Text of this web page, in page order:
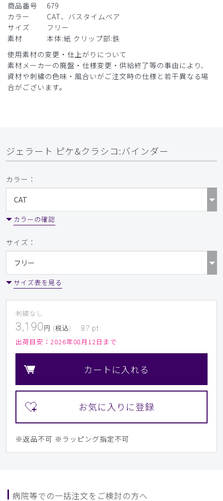
商品番号
679
カラー
CAT、バスタイムベア
サイズ
フリー
素材
本体:紙 クリップ部:鉄
使用素材の変更・仕上がりについて
素材メーカーの廃盤・仕様変更・供給終了等の事由により、
資材や刺繍の色味・風合いがご注文時の仕様と若干異なる場
合がございます。
ジェラート ピケ&クラシコ:バインダー
カラー：
カラーの確認
サイズ：
サイズ表を見る
刺繍なし
3,190 円 (税込) 87 pt
出荷目安： 2026年08月12日まで
カートに入れる
※返品不可 ※ラッピング指定不可
病院等での一括注文をご検討の方へ